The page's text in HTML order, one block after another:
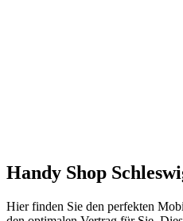
Handy Shop
Hier finden Sie den perfekten